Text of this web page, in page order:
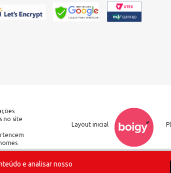
no site
Layout inicial
e analisar nosso